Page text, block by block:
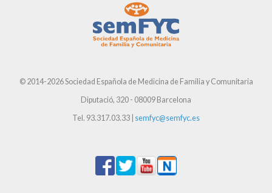
© 2014-2026 Sociedad Española de Medicina de Familia y Comunitaria
Diputació, 320 - 08009 Barcelona
Tel. 93.317.03.33 | semfyc@semfyc.es